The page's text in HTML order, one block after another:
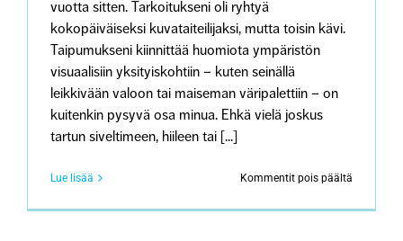
vuotta sitten. Tarkoitukseni oli ryhtyä
kokopäiväiseksi kuvataiteilijaksi, mutta toisin kävi.
Taipumukseni kiinnittää huomiota ympäristön
visuaalisiin yksityiskohtiin – kuten seinällä
leikkivään valoon tai maiseman väripalettiin – on
kuitenkin pysyvä osa minua. Ehkä vielä joskus
tartun siveltimeen, hiileen tai [...]
Lue lisää Kommentit pois päältä
sanoin